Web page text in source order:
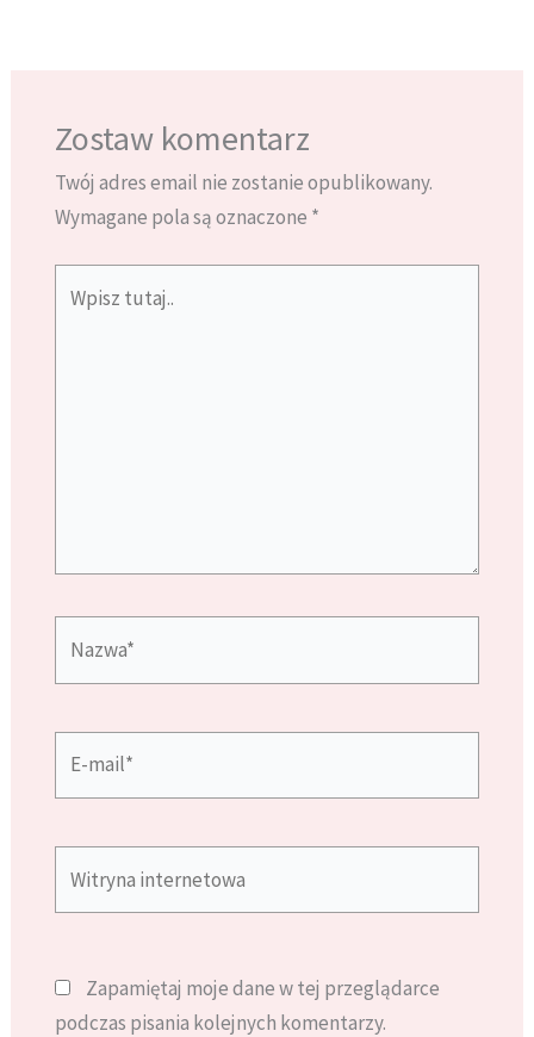
Zostaw komentarz
Twój adres email nie zostanie opublikowany.
Wymagane pola są oznaczone *
tutaj..
internetowa
Zapamiętaj moje dane w tej przeglądarce
podczas pisania kolejnych komentarzy.